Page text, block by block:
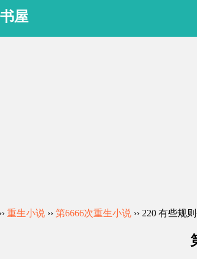
屋
›› 重生小说 ›› 第6666次重生小说 ›› 220 有些规